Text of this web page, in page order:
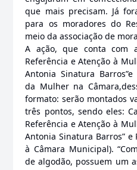
que mais precisam. Já
para os moradores do
meio da associação de
A ação, que conta com
Referência e Atenção à
Antonia Sinatura
da Mulher na
formato: serão montados
três pontos, sendo eles:
Referência e Atenção à
Antonia Sinatura Barros”
à Câmara Municipal).
de algodão, possuem um